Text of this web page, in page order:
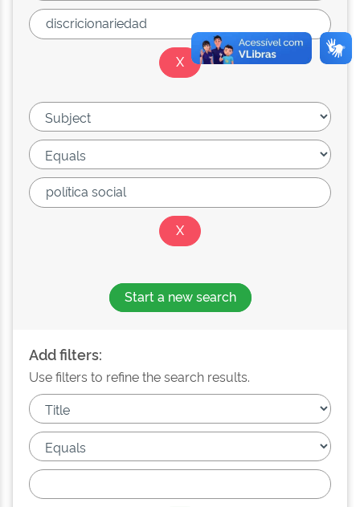
Start a new search
Add filters:
Use filters to refine the search results.